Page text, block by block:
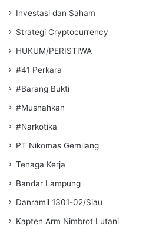
Investasi dan Saham
Strategi Cryptocurrency
HUKUM/PERISTIWA
#41 Perkara
#Barang Bukti
#Musnahkan
#Narkotika
PT Nikomas Gemilang
Tenaga Kerja
Bandar Lampung
Danramil 1301-02/Siau
Kapten Arm Nimbrot Lutani